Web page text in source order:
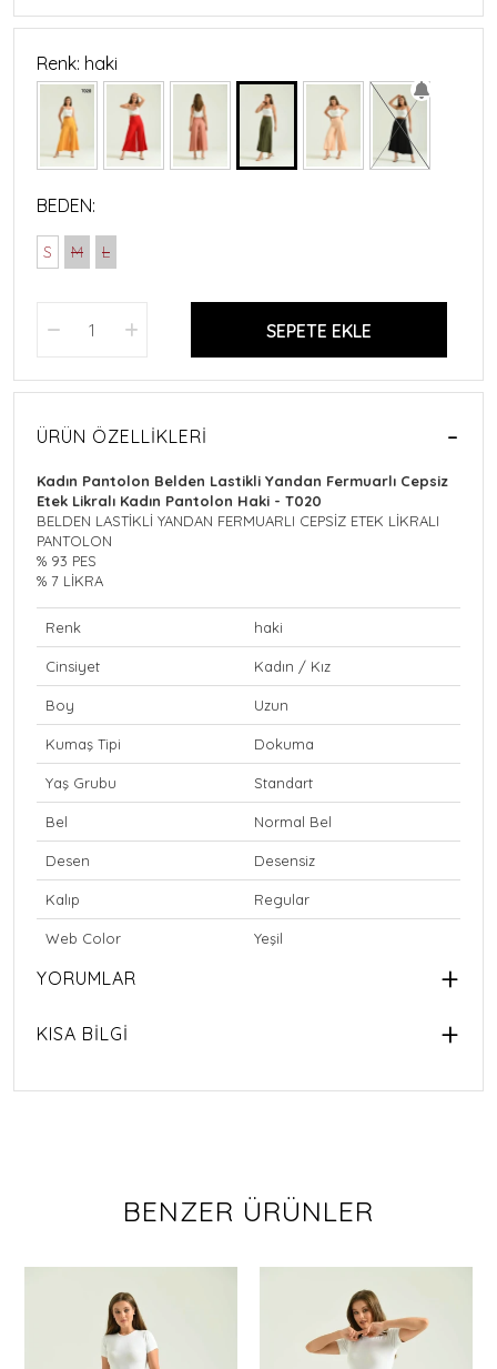
Renk: haki
BEDEN:
S M L
SEPETE EKLE
ÜRÜN ÖZELLIKLERI
Kadın Pantolon Belden Lastikli Yandan Fermuarlı Cepsiz
Etek Likralı Kadın Pantolon Haki - T020
BELDEN LASTİKLİ YANDAN FERMUARLI CEPSİZ ETEK LİKRALI
PANTOLON
% 93 PES
% 7 LİKRA
Renk haki
Cinsiyet Kadın / Kız
Boy Uzun
Kumaş Tipi Dokuma
Yaş Grubu Standart
Bel Normal Bel
Desen Desensiz
Kalıp Regular
Web Color Yeşil
YORUMLAR
KISA BİLGİ
BENZER ÜRÜNLER